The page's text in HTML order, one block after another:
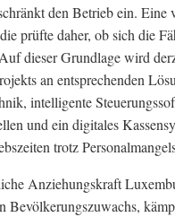
den Betrieb ein.
prüfte daher, ob sich die
dieser Grundlage wird
an entsprechenden
intelligente
und ein digitales
trotz
Anziehungskraft
Bevölkerungszuwachs,